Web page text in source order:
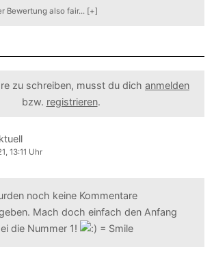
Bewertung also fair... [+]
zu schreiben, musst du dich anmelden
bzw. registrieren.
13:11 Uhr
noch keine Kommentare
Mach doch einfach den Anfang
die Nummer 1!